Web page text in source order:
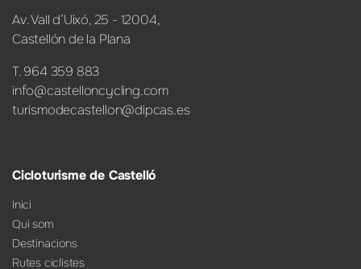
Av. Vall d’Uixó, 25 - 12004,
Castellón de la Plana
T. 964 359 883
info@castelloncycling.com
turismodecastellon@dipcas.es
Cicloturisme de Castelló
Inici
Qui som
Destinacions
Rutes ciclistes